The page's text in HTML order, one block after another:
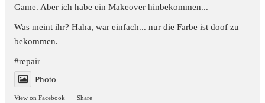
Game. Aber ich habe ein Makeover hinbekommen...
Was meint ihr? Haha, war einfach... nur die Farbe ist doof zu
bekommen.
#repair
Photo
View on Facebook · Share